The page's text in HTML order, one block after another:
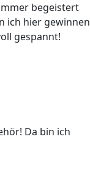
begeistert
ich hier gewinnen
gespannt!
Da bin ich